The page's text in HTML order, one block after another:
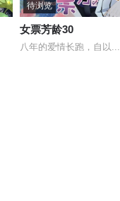
待浏览
女票芳龄30
八年的爱情长跑，自以...